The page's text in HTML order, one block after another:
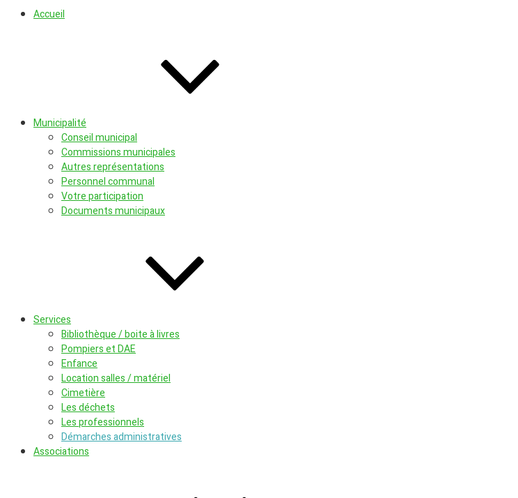
Saint-
en-
Bugey
Accueil
Municipalité
Conseil municipal
Commissions municipales
Autres représentations
Personnel communal
Votre participation
Documents municipaux
Services
Bibliothèque / boite à livres
Pompiers et DAE
Enfance
Location salles / matériel
Cimetière
Les déchets
Les professionnels
Démarches administratives
Associations